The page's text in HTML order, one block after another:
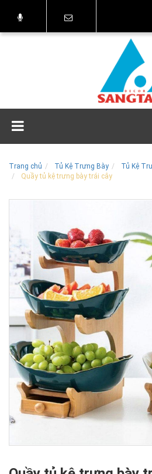
Trang chủ Tủ Kệ Trưng Bày
Tủ Kệ
Quầy tủ kệ trưng bày trái cây